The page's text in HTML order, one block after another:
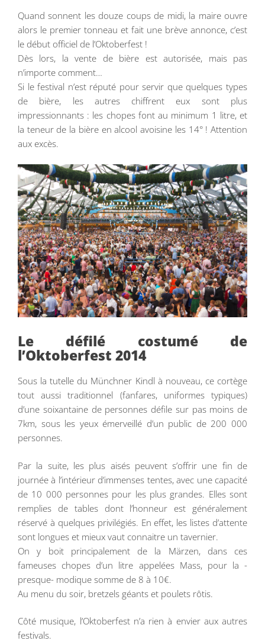
Quand sonnent les douze coups de midi, la maire ouvre
alors le premier tonneau et fait une brève annonce, c’est
le début officiel de l’Oktoberfest !
Dès lors, la vente de bière est autorisée, mais pas
n’importe comment…
Si le festival n’est réputé pour servir que quelques types
de bière, les autres chiffrent eux sont plus
impressionnants : les chopes font au minimum 1 litre, et
la teneur de la bière en alcool avoisine les 14° ! Attention
aux excès.
Le défilé costumé de
l’Oktoberfest 2014
Sous la tutelle du Münchner Kindl à nouveau, ce cortège
tout aussi traditionnel (fanfares, uniformes typiques)
d’une soixantaine de personnes défile sur pas moins de
7km, sous les yeux émerveillé d’un public de 200 000
personnes.
Par la suite, les plus aisés peuvent s’offrir une fin de
journée à l’intérieur d’immenses tentes, avec une capacité
de 10 000 personnes pour les plus grandes. Elles sont
remplies de tables dont l’honneur est généralement
réservé à quelques privilégiés. En effet, les listes d’attente
sont longues et mieux vaut connaitre un tavernier.
On y boit principalement de la Märzen, dans ces
fameuses chopes d’un litre appelées Mass, pour la -
presque- modique somme de 8 à 10€.
Au menu du soir, bretzels géants et poulets rôtis.
Côté musique, l’Oktoberfest n’a rien à envier aux autres
festivals.